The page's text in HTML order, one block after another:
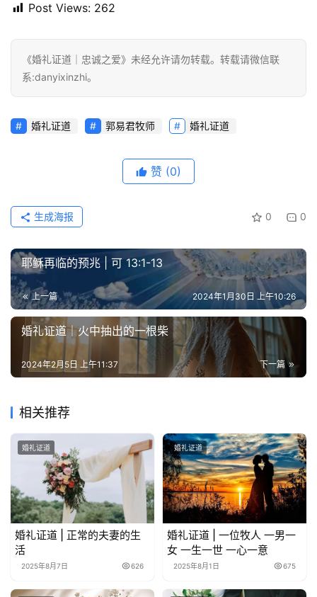
Post Views: 262
《婚礼证道｜忠诚之爱》未经允许请勿转载。转载请微信联
系:danyixinzhi。
婚礼证道 郭易君牧师 婚礼证道
赞 (0)
0 0
生成海报
耶稣再临的预兆 | 可 13:1-13
上一篇 2024年1月30日 上午10:26
婚礼证道｜火中抽出的一根柴
下一篇
2024年2月5日 上午11:37
相关推荐
婚礼证道
婚礼证道 | 正常的夫妻的生
活
2025年8月7日 626
婚礼证道
婚礼证道 | 一位牧人 一男一
女 一生一世 一心一意
2025年8月1日 675